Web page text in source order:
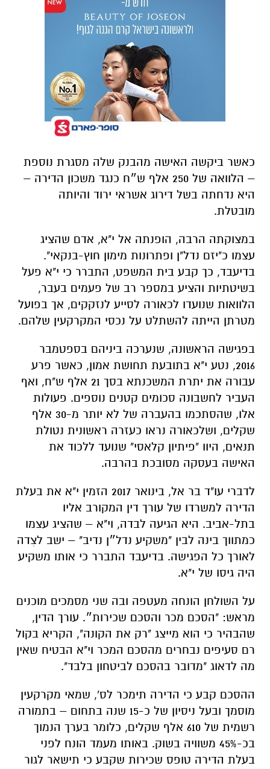
כאשר ביקשה האישה מהבנק שלה מסגרת נוספת
– הלוואה של 250 אלף ש״ח כנגד משכון הדירה –
היא נדחתה בשל דירוג אשראי ירוד והיותה
מובטלת.
במצוקתה הרבה, הופנתה אל י"א, אדם שהציג
עצמו כ"יזם נדל"ן ופתרונות מימון חוץ-בנקאי".
בדיעבד, כך קבע בית המשפט, התברר כי י"א פעל
בשיטתיות והציע במספר רב של פעמים בעבר,
הלוואות שנועדו לכאורה לסייע לנזקקים, אך בפועל
מטרתן הייתה להשתלט על נכסי המקרקעין שלהם.
בפגישה הראשונה, שנערכה ביניהם בספטמבר
2016, נטע י"א בתובעת תחושת אמון, כאשר פרע
עבורה את יתרת המשכנתא בסך 21 אלף ש"ח, ואף
העביר לחשבונה סכומים קטנים נוספים. פעולות
אלו, שהסתכמו בהעברה של לא יותר מ-30 אלף
שקלים, ושלכאורה נראו כעזרה ראשונית נטולת
תנאים, היוו "פיתיון קלאסי" שנועד ללכוד את
האישה בעסקה מסובכת בהרבה.
לדברי עו"ד בר אל, בינואר 2017 הזמין י"א את בעלת
הדירה למשרדו של עורך דין המקורב אליו
בתל-אביב. היא הגיעה לבדה, וי"א – שהציג עצמו
כמתווך בינה לבין "משקיע נדל״ן נדיב" – ישב לצִדה
לאורך כל הפגישה. בדיעבד התברר כי אותו משקיע
היה גיסו של י"א.
על השולחן הונחה מעטפה ובה שני מסמכים מוכנים
מראש: "הסכם מכר והסכם שכירות״. עורך הדין,
שהבהיר כי הוא מייצג "רק את הקונה", הקריא בקול
רם סעיפים נבחרים מהסכם המכר וי"א הבטיח שאין
מה לדאוג "מדובר בהסכם לביטחון בלבד".
ההסכם קבע כי הדירה תימכר לס', שמאי מקרקעין
מוסמך ובעל ניסיון של כ-15 שנה בתחום – בתמורה
רשמית של 610 אלף שקלים, כלומר בערך הנמוך
בכ-45% משוויה בשוק. באותו מעמד הונח לפני
בעלת הדירה טופס שכירות שקבע כי תישאר לגור